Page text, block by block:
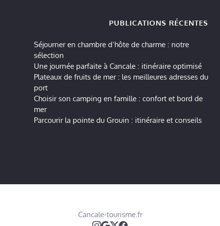
PUBLICATIONS RÉCENTES
Séjourner en chambre d’hôte de charme : notre
sélection
Une journée parfaite à Cancale : itinéraire optimisé
Plateaux de fruits de mer : les meilleures adresses du
port
Choisir son camping en famille : confort et bord de
mer
Parcourir la pointe du Grouin : itinéraire et conseils
Cancale-tourisme.fr